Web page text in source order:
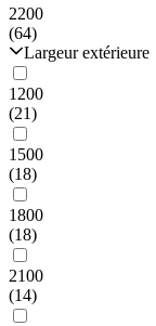
2200
(64)
Largeur extérieure
1200
(21)
1500
(18)
1800
(18)
2100
(14)